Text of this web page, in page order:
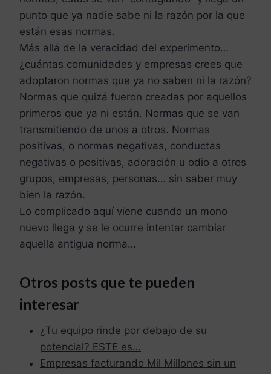
punto que ya nadie sabe ni la razón por la que
están esas normas.
Más allá de la veracidad del experimento…
¿cuántas comunidades y empresas crees que
adoptaron normas que ya no saben ni la razón?
Normas que quizá fueron creadas por aquellos
primeros que ya ni están. Normas que se van
transmitiendo de unos a otros. Normas
positivas, o normas negativas, conductas
negativas o positivas, adoración u odio a otros
grupos, empresas, personas… sin saber muy
bien la razón.
Lo complicado aquí viene cuando un mono
nuevo llega y se le ocurre intentar cambiar
aquella antigua norma…
Otros posts que te pueden
interesar
¿Tu equipo rinde por debajo de su
potencial? ESTE es…
Empresas facturando Mil Millones sin un